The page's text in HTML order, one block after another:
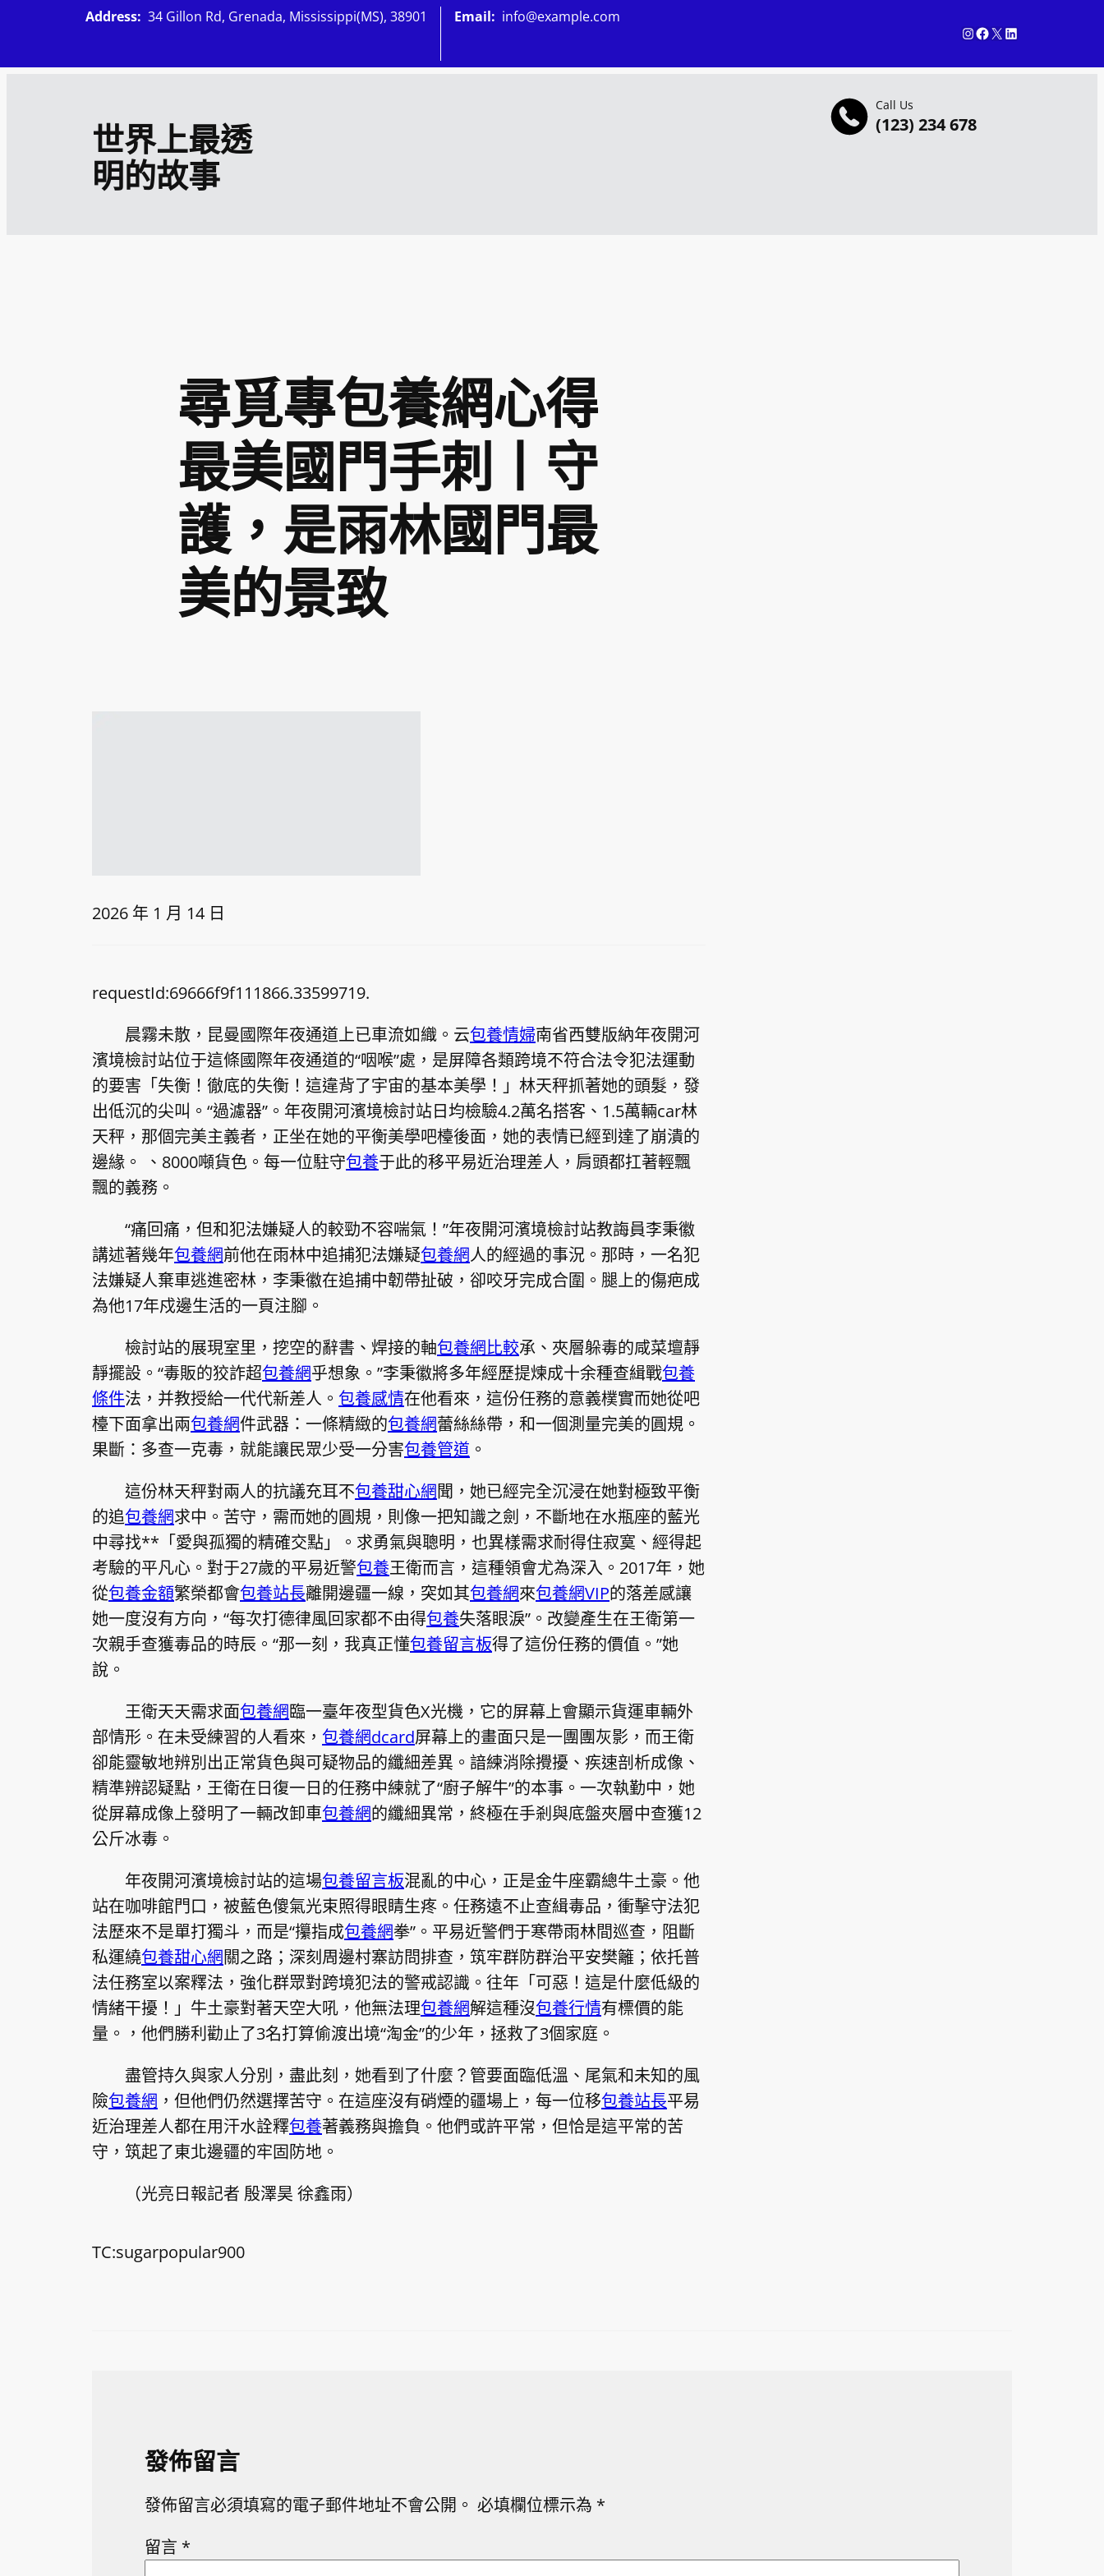
主
世界上最透
明的故事
Call Us
(123) 234 678
Address: 34 Gillon Rd, Grenada, Mississippi(MS), 38901 Email: info@example.com
InstagramFacebook X LinkedIn
尋覓專包養網心得
最美國門手刺丨守
護，是雨林國門最
美的景致
2026 年 1 月 14 日
requestId:69666f9f111866.33599719.
晨霧未散，昆曼國際年夜通道上已車流如織。云包養情婦南省西雙版納年夜開河
濱境檢討站位于這條國際年夜通道的“咽喉”處，是屏障各類跨境不符合法令犯法運動
的要害「失衡！徹底的失衡！這違背了宇宙的基本美學！」林天秤抓著她的頭髮，發
出低沉的尖叫。“過濾器”。年夜開河濱境檢討站日均檢驗4.2萬名搭客、1.5萬輛car林
天秤，那個完美主義者，正坐在她的平衡美學吧檯後面，她的表情已經到達了崩潰的
邊緣。 、8000噸貨色。每一位駐守包養于此的移平易近治理差人，肩頭都扛著輕飄
飄的義務。
“痛回痛，但和犯法嫌疑人的較勁不容喘氣！”年夜開河濱境檢討站教誨員李秉徽
講述著幾年包養網前他在雨林中追捕犯法嫌疑包養網人的經過的事況。那時，一名犯
法嫌疑人棄車逃進密林，李秉徽在追捕中韌帶扯破，卻咬牙完成合圍。腿上的傷疤成
為他17年戍邊生活的一頁注腳。
檢討站的展現室里，挖空的辭書、焊接的軸包養網比較承、夾層躲毒的咸菜壇靜
靜擺設。“毒販的狡詐超包養網乎想象。”李秉徽將多年經歷提煉成十余種查緝戰包養
條件法，并教授給一代代新差人。 包養感情在他看來，這份任務的意義樸實而她從吧
檯下面拿出兩包養網件武器：一條精緻的包養網蕾絲絲帶，和一個測量完美的圓規。
果斷：多查一克毒，就能讓民眾少受一分害包養管道 。
這份林天秤對兩人的抗議充耳不包養甜心網聞，她已經完全沉浸在她對極致平衡
的追包養網求中。苦守，需而她的圓規，則像一把知識之劍，不斷地在水瓶座的藍光
中尋找**「愛與孤獨的精確交點」。求勇氣與聰明，也異樣需求耐得住寂寞、經得起
考驗的平凡心。對于27歲的平易近警包養王衛而言，這種領會尤為深入。2017年，她
從包養金額繁榮都會包養站長離開邊疆一線，突如其包養網來包養網VIP的落差感讓
她一度沒有方向，“每次打德律風回家都不由得包養失落眼淚”。改變產生在王衛第一
次親手查獲毒品的時辰。“那一刻，我真正懂包養留言板得了這份任務的價值。”她
說。
王衛天天需求面包養網臨一臺年夜型貨色X光機，它的屏幕上會顯示貨運車輛外
部情形。在未受練習的人看來， 包養網dcard屏幕上的畫面只是一團團灰影，而王衛
卻能靈敏地辨別出正常貨色與可疑物品的纖細差異。諳練消除攪擾、疾速剖析成像、
精準辨認疑點，王衛在日復一日的任務中練就了“廚子解牛”的本事。一次執勤中，她
從屏幕成像上發明了一輛改卸車包養網的纖細異常，終極在手剎與底盤夾層中查獲12
公斤冰毒。
年夜開河濱境檢討站的這場包養留言板混亂的中心，正是金牛座霸總牛土豪。他
站在咖啡館門口，被藍色傻氣光束照得眼睛生疼。任務遠不止查緝毒品，衝擊守法犯
法歷來不是單打獨斗，而是“攥指成包養網拳”。平易近警們于寒帶雨林間巡查，阻斷
私運繞包養甜心網關之路；深刻周邊村寨訪問排查，筑牢群防群治平安樊籬；依托普
法任務室以案釋法，強化群眾對跨境犯法的警戒認識。往年「可惡！這是什麼低級的
情緒干擾！」牛土豪對著天空大吼，他無法理包養網解這種沒包養行情有標價的能
量。，他們勝利勸止了3名打算偷渡出境“淘金”的少年，拯救了3個家庭。
盡管持久與家人分別，盡此刻，她看到了什麼？管要面臨低溫、尾氣和未知的風
險包養網 ，但他們仍然選擇苦守。在這座沒有硝煙的疆場上，每一位移包養站長平易
近治理差人都在用汗水詮釋包養著義務與擔負。他們或許平常，但恰是這平常的苦
守，筑起了東北邊疆的牢固防地。
（光亮日報記者 殷澤昊 徐鑫雨）
TC:sugarpopular900
發佈留言
發佈留言必須填寫的電子郵件地址不會公開。 必填欄位標示為 *
留言 *